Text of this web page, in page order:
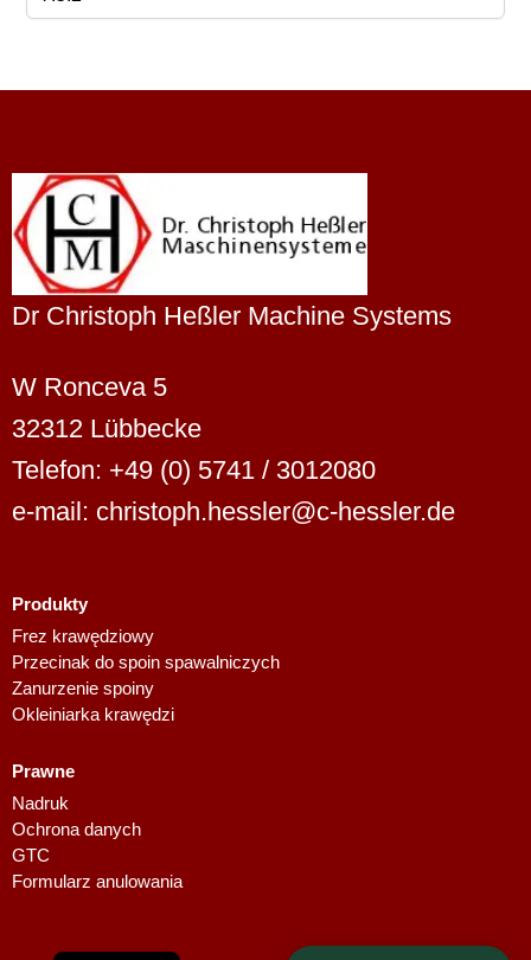
Dr Christoph Heßler Machine Systems
W Ronceva 5
32312 Lübbecke
Telefon: +49 (0) 5741 / 3012080
e-mail: christoph.hessler@c-hessler.de
Produkty
Frez krawędziowy
Przecinak do spoin spawalniczych
Zanurzenie spoiny
Okleiniarka krawędzi
Prawne
Nadruk
Ochrona danych
GTC
Formularz anulowania
French
Swedish
Finnish
Dutch